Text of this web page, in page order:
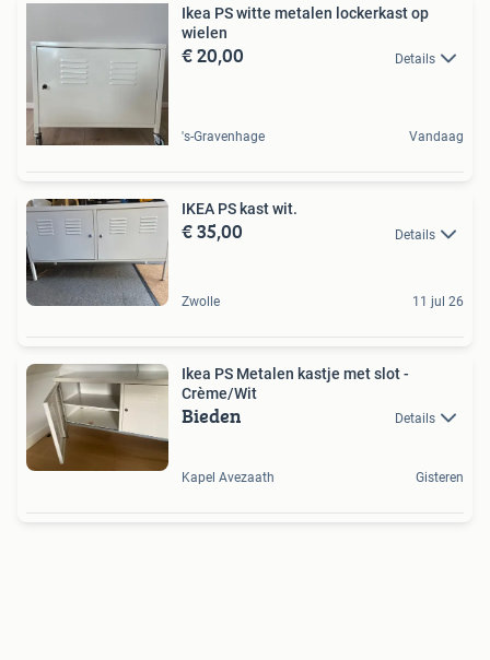
Ikea PS witte metalen lockerkast op
wielen
€ 20,00 Details
's-Gravenhage Vandaag
IKEA PS kast wit.
€ 35,00 Details
Zwolle 11 jul 26
Ikea PS Metalen kastje met slot -
Crème/Wit
Bieden Details
Kapel Avezaath Gisteren